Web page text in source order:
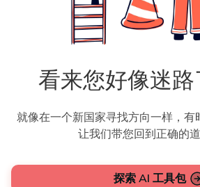
看来您好像迷
就像在一个新国家寻找方向一样，有
让我们带您回到正确的
探索 AI 工具包